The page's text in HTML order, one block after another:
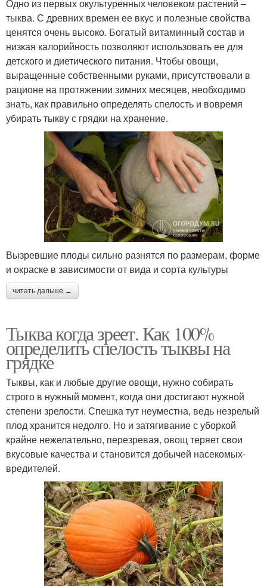
Одно из первых окультуренных человеком растений –
тыква. С древних времен ее вкус и полезные свойства
ценятся очень высоко. Богатый витаминный состав и
низкая калорийность позволяют использовать ее для
детского и диетического питания. Чтобы овощи,
выращенные собственными руками, присутствовали в
рационе на протяжении зимних месяцев, необходимо
знать, как правильно определять спелость и вовремя
убирать тыкву с грядки на хранение.
Вызревшие плоды сильно разнятся по размерам, форме
и окраске в зависимости от вида и сорта культуры
читать дальше →
Тыква когда зреет. Как 100%
определить спелость тыквы на
грядке
Тыквы, как и любые другие овощи, нужно собирать
строго в нужный момент, когда они достигают нужной
степени зрелости. Спешка тут неуместна, ведь незрелый
плод хранится недолго. Но и затягивание с уборкой
крайне нежелательно, перезревая, овощ теряет свои
вкусовые качества и становится добычей насекомых-
вредителей.